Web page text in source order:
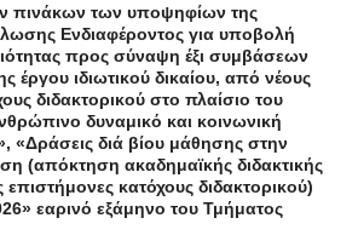
πινάκων των υποψηφίων της
Ενδιαφέροντος για υποβολή
προς σύναψη έξι συμβάσεων
έργου ιδιωτικού δικαίου, από νέους
διδακτορικού στο πλαίσιο του
δυναμικό και κοινωνική
«Δράσεις διά βίου μάθησης στην
(απόκτηση ακαδημαϊκής διδακτικής
επιστήμονες κατόχους διδακτορικού)
εαρινό εξάμηνο του Τμήματος